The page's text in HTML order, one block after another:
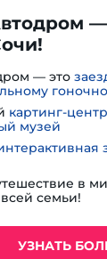
— это
картинг-центр
музей
в
семьи!
УЗНАТЬ